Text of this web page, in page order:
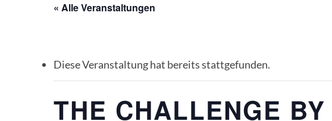
« Alle Veranstaltungen
Diese Veranstaltung hat bereits stattgefunden.
THE CHALLENGE